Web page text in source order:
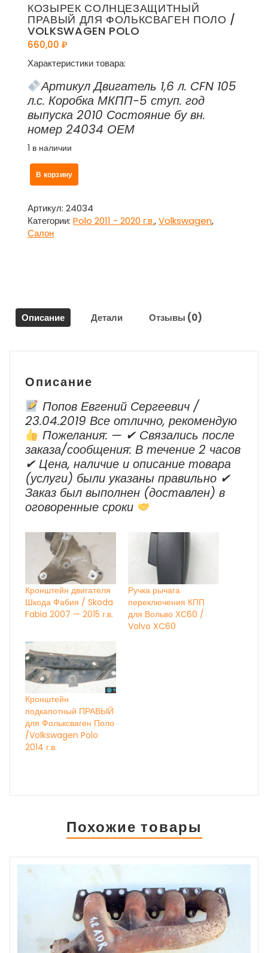
КОЗЫРЕК СОЛНЦЕЗАЩИТНЫЙ
ПРАВЫЙ ДЛЯ ФОЛЬКСВАГЕН ПОЛО /
VOLKSWAGEN POLO
660,00 ₽
Характеристики товара:
Артикул Двигатель 1,6 л. CFN 105
л.с. Коробка МКПП-5 ступ. год
выпуска 2010 Состояние бу вн.
номер 24034 ОЕМ
1 в наличии
Количество
товара
солнцезащитный
ПРАВЫЙ
для
В корзину
Артикул: 24034
Категории: Polo 2011 - 2020 г.в.,Volkswagen,
Салон
Описание Детали Отзывы (0)
Описание
Попов Евгений Сергеевич /
23.04.2019 Все отлично, рекомендую
Пожелания: — ✔ Cвязались после
заказа/сообщения: В течение 2 часов
✔ Цена, наличие и описание товара
(услуги) были указаны правильно ✔
Заказ был выполнен (доставлен) в
оговоренные сроки
Кронштейн двигателя
Шкода Фабия / Skoda
Fabia 2007 — 2015 г.в.
Ручка рычага
переключения КПП
для Вольво ХС60 /
Volvo XC60
Кронштейн
подкапотный ПРАВЫЙ
для Фольксваген Поло
/Volkswagen Polo
2014 г.в.
Похожие товары